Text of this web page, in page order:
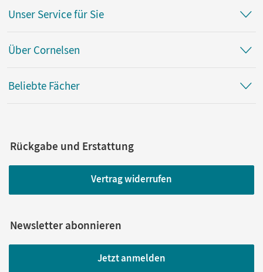
Unser Service für Sie
Über Cornelsen
Beliebte Fächer
Rückgabe und Erstattung
Vertrag widerrufen
Newsletter abonnieren
Jetzt anmelden